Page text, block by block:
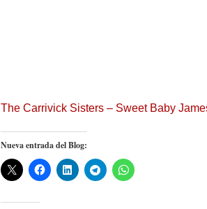
The Carrivick Sisters – Sweet Baby
Nueva entrada del Blog: